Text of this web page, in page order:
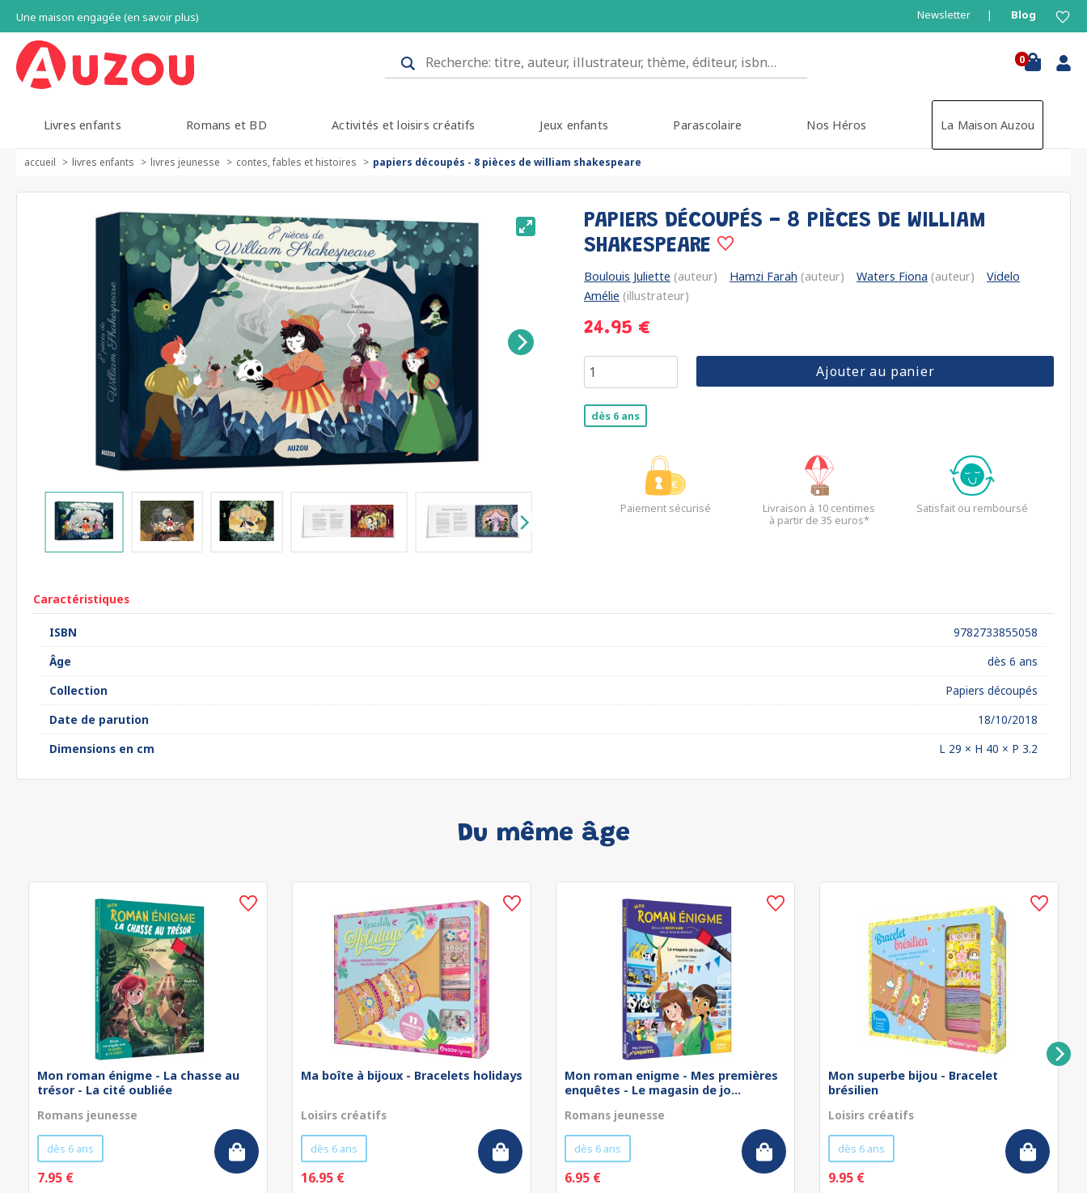
Une maison engagée (en savoir plus) Newsletter Blog
0
Livres enfants Romans et BD Activités et loisirs créatifs Jeux enfants Parascolaire Nos Héros La Maison Auzou
accueil livres enfants livres jeunesse contes, fables et histoires papiers découpés - 8 pièces de william shakespeare
PAPIERS DÉCOUPÉS - 8 PIÈCES DE WILLIAM
SHAKESPEARE
Boulouis Juliette (auteur) Hamzi Farah (auteur) Waters Fiona (auteur)
Videlo
Amélie (illustrateur)
24.95 €
Ajouter au panier
dès 6 ans
Paiement sécurisé
Livraison à 10 centimes
à partir de 35 euros*
Satisfait ou remboursé
Caractéristiques
ISBN
9782733855058
Âge
dès 6 ans
Collection
Papiers découpés
Date de parution
18/10/2018
Dimensions en cm
L 29 × H 40 × P 3.2
Du même âge
Mon roman énigme - La chasse au
trésor - La cité oubliée
Romans jeunesse
dès 6 ans
7.95 €
Ma boîte à bijoux - Bracelets holidays
Loisirs créatifs
dès 6 ans
16.95 €
Mon roman enigme - Mes premières
enquêtes - Le magasin de jo...
Romans jeunesse
dès 6 ans
6.95 €
Mon superbe bijou - Bracelet
brésilien
Loisirs créatifs
dès 6 ans
9.95 €